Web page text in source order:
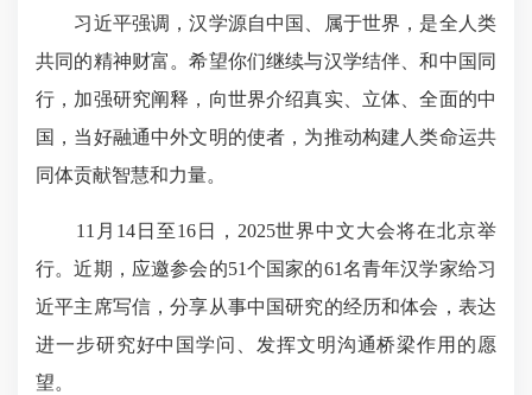
习近平强调，汉学源自中国、属于世界，是全人类
共同的精神财富。希望你们继续与汉学结伴、和中国同
行，加强研究阐释，向世界介绍真实、立体、全面的中
国，当好融通中外文明的使者，为推动构建人类命运共
同体贡献智慧和力量。
11月14日至16日，2025世界中文大会将在北京举
行。近期，应邀参会的51个国家的61名青年汉学家给习
近平主席写信，分享从事中国研究的经历和体会，表达
进一步研究好中国学问、发挥文明沟通桥梁作用的愿
望。